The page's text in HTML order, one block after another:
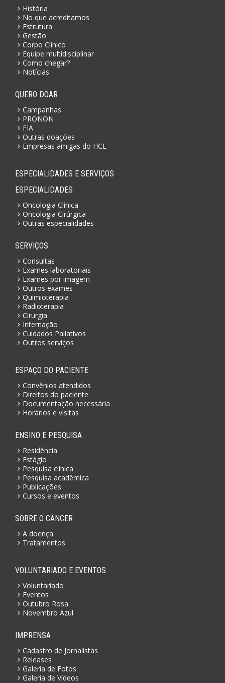
História
No que acreditamos
Estrutura
Gestão
Corpo Clínico
Equipe multidisciplinar
Como chegar?
Notícias
QUERO DOAR
Campanhas
PRONON
FIA
Outras doações
Empresas amigas do HCL
ESPECIALIDADES E SERVIÇOS
ESPECIALIDADES
Oncologia Clínica
Oncologia Cirúrgica
Outras especialidades
SERVIÇOS
Consultas
Exames laboratoriais
Exames por imagem
Outros exames
Quimioterapia
Radioterapia
Cirurgia
Internação
Cuidados Paliativos
Outros serviços
ESPAÇO DO PACIENTE
Convênios atendidos
Direitos do paciente
Documentação necessária
Horários e visitas
ENSINO E PESQUISA
Residência
Estágio
Pesquisa clínica
Pesquisa acadêmica
Publicações
Cursos e eventos
SOBRE O CÂNCER
A doença
Tratamentos
VOLUNTARIADO E EVENTOS
Voluntariado
Eventos
Outubro Rosa
Novembro Azul
IMPRENSA
Cadastro de Jornalistas
Releases
Galeria de Fotos
Galeria de Vídeos